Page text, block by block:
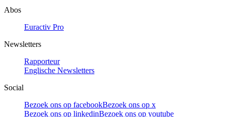
Abos
Euractiv Pro
Newsletters
Rapporteur
Englische Newsletters
Social
Bezoek ons op facebookBezoek ons op x
Bezoek ons op linkedinBezoek ons op youtube